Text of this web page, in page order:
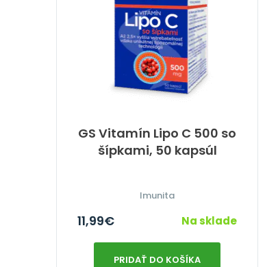
GS Vitamín Lipo C 500 so
šípkami, 50 kapsúl
Imunita
11,99€ Na sklade
PRIDAŤ DO KOŠÍKA